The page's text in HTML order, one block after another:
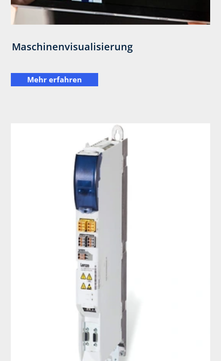
Maschinenvisualisierung
Mehr erfahren